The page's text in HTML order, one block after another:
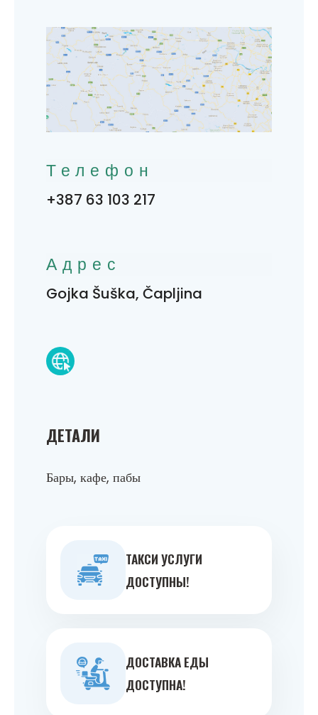
ДЕТАЛИ
Бары, кафе, пабы
ТАКСИ УСЛУГИ
ДОСТУПНЫ!
ДОСТАВКА ЕДЫ
ДОСТУПНА!
Телефон
+387 63 103 217
Адрес
Gojka Šuška, Čapljina